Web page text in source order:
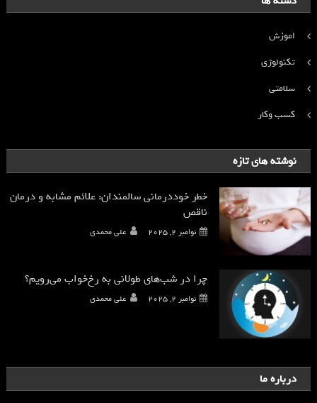
اموزش
تکنولوژی
سلامتی
کسب وکار
نوشته های تازه
خطر خوددرمانی سالمندان: علائم مشابه و درمان
ناقص
نوامبر 2, 2025 علی محمدی
چرا در شب‌های طولانی به رخ‌خواب می‌رویم؟
نوامبر 2, 2025 علی محمدی
درباره ما